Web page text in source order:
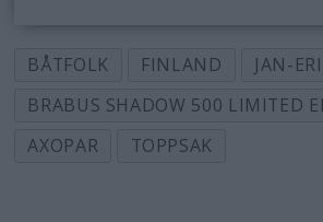
BÅTFOLK FINLAND
JAN-
BRABUS SHADOW 500 LIMITED
AXOPAR
TOPPSAK